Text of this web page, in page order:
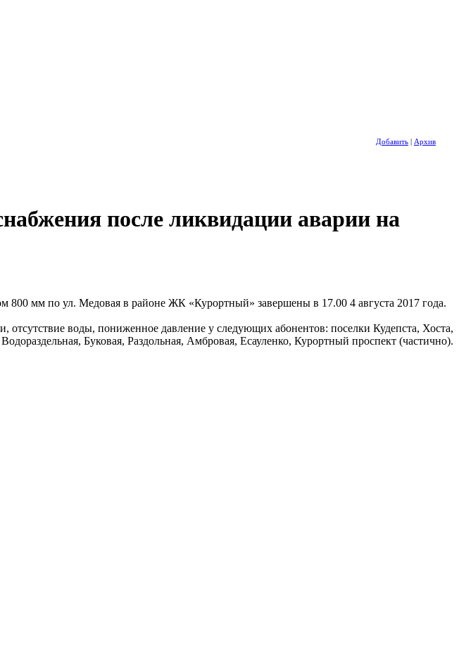
Добавить Архив
после ликвидации аварии на
800 мм по ул. Медовая в районе ЖК «Курортный» завершены в 17.00 4 августа 2017 года.
воды, пониженное давление у следующих абонентов: поселки Кудепста, Хоста,
Буковая, Раздольная, Амбровая, Есауленко, Курортный проспект (частично).